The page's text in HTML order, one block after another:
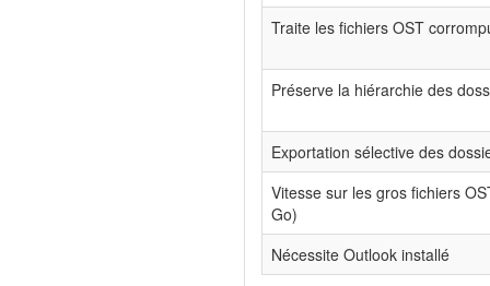
Traite les fichiers OST
Préserve la hiérarchie des
Exportation sélective des
Vitesse sur les gros fichiers
Go)
Nécessite Outlook installé